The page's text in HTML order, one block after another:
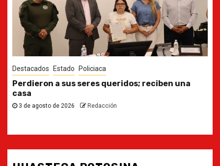
Destacados Estado
Ya casi, el quinto informe del Gobernador
30 de julio de 2026